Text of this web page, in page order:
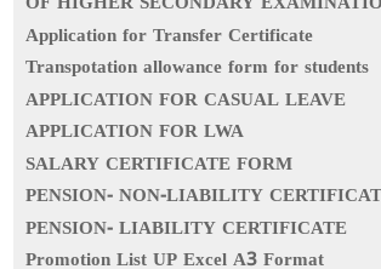
OF HIGHER SECONDARY
Application for Transfer Certificate
Transpotation allowance form for students
APPLICATION FOR CASUAL LEAVE
APPLICATION FOR LWA
SALARY CERTIFICATE FORM
PENSION- NON-LIABILITY
PENSION- LIABILITY CERTIFICATE
Promotion List UP Excel A3 Format